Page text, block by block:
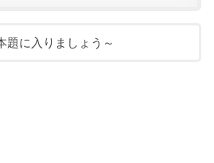
題に入りましょう～